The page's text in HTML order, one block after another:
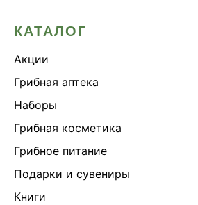
КАТАЛОГ
Акции
Грибная аптека
Наборы
Грибная косметика
Грибное питание
Подарки и сувениры
Книги